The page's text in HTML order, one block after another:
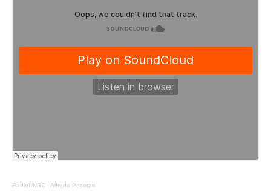
RadioUNRC · Alfredo Pecorari